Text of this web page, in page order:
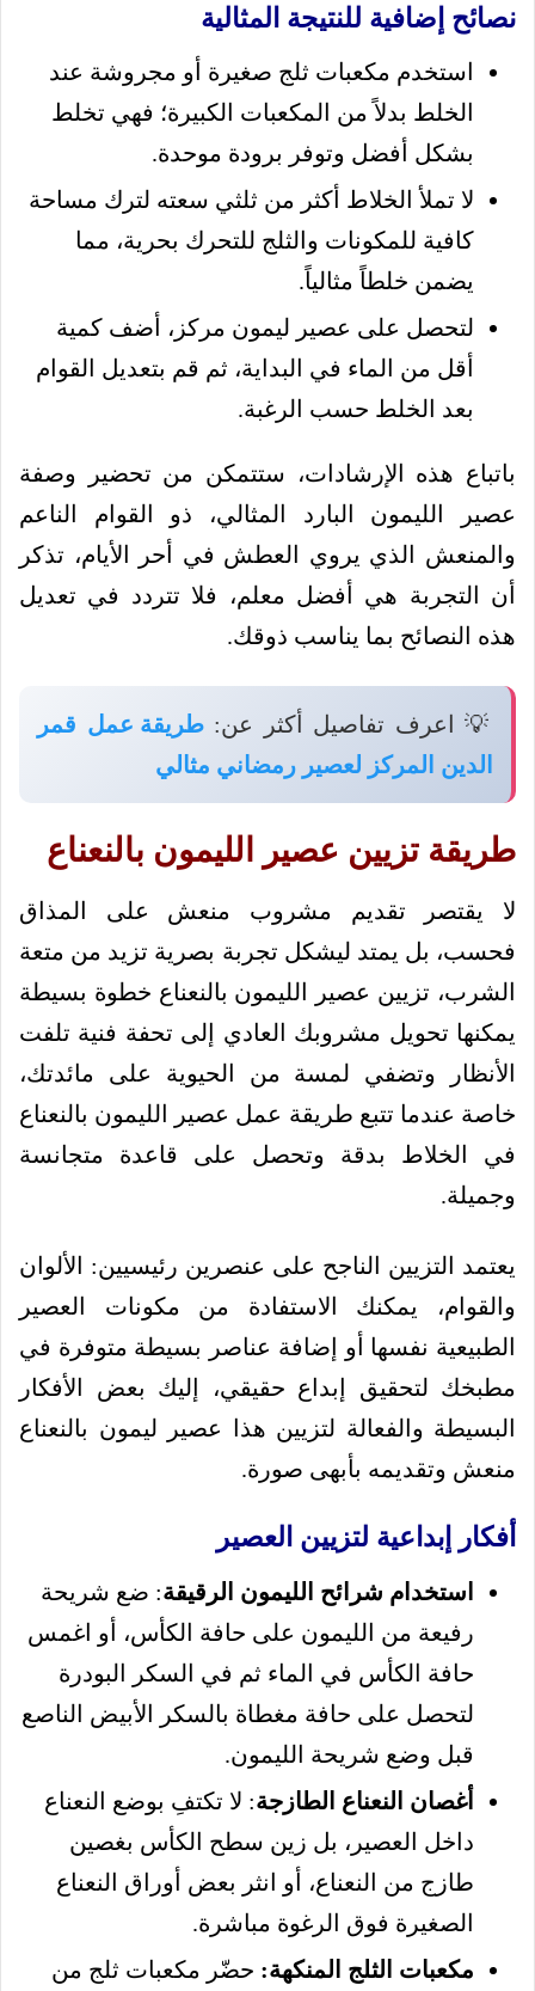
نصائح إضافية للنتيجة المثالية
استخدم مكعبات ثلج صغيرة أو مجروشة عند
الخلط بدلاً من المكعبات الكبيرة؛ فهي تخلط
بشكل أفضل وتوفر برودة موحدة.
لا تملأ الخلاط أكثر من ثلثي سعته لترك مساحة
كافية للمكونات والثلج للتحرك بحرية، مما
يضمن خلطاً مثالياً.
لتحصل على عصير ليمون مركز، أضف كمية
أقل من الماء في البداية، ثم قم بتعديل القوام
بعد الخلط حسب الرغبة.
باتباع هذه الإرشادات، ستتمكن من تحضير وصفة
عصير الليمون البارد المثالي، ذو القوام الناعم
والمنعش الذي يروي العطش في أحر الأيام، تذكر
أن التجربة هي أفضل معلم، فلا تتردد في تعديل
هذه النصائح بما يناسب ذوقك.
💡 اعرف تفاصيل أكثر عن:طريقة عمل قمر
الدين المركز لعصير رمضاني مثالي
طريقة تزيين عصير الليمون بالنعناع
لا يقتصر تقديم مشروب منعش على المذاق
فحسب، بل يمتد ليشكل تجربة بصرية تزيد من متعة
الشرب، تزيين عصير الليمون بالنعناع خطوة بسيطة
يمكنها تحويل مشروبك العادي إلى تحفة فنية تلفت
الأنظار وتضفي لمسة من الحيوية على مائدتك،
خاصة عندما تتبع طريقة عمل عصير الليمون بالنعناع
في الخلاط بدقة وتحصل على قاعدة متجانسة
وجميلة.
يعتمد التزيين الناجح على عنصرين رئيسيين: الألوان
والقوام، يمكنك الاستفادة من مكونات العصير
الطبيعية نفسها أو إضافة عناصر بسيطة متوفرة في
مطبخك لتحقيق إبداع حقيقي، إليك بعض الأفكار
البسيطة والفعالة لتزيين هذا عصير ليمون بالنعناع
منعش وتقديمه بأبهى صورة.
أفكار إبداعية لتزيين العصير
استخدام شرائح الليمون الرقيقة: ضع شريحة
رفيعة من الليمون على حافة الكأس، أو اغمس
حافة الكأس في الماء ثم في السكر البودرة
لتحصل على حافة مغطاة بالسكر الأبيض الناصع
قبل وضع شريحة الليمون.
أغصان النعناع الطازجة: لا تكتفِ بوضع النعناع
داخل العصير، بل زين سطح الكأس بغصين
طازج من النعناع، أو انثر بعض أوراق النعناع
الصغيرة فوق الرغوة مباشرة.
مكعبات الثلج المنكهة: حضّر مكعبات ثلج من